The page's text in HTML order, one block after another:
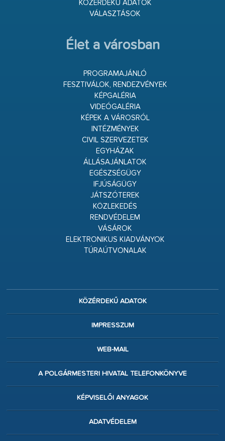
KÖZÉRDEKŰ ADATOK
VÁLASZTÁSOK
Élet a városban
PROGRAMAJÁNLÓ
FESZTIVÁLOK, RENDEZVÉNYEK
KÉPGALÉRIA
VIDEÓGALÉRIA
KÉPEK A VÁROSRÓL
INTÉZMÉNYEK
CIVIL SZERVEZETEK
EGYHÁZAK
ÁLLÁSAJÁNLATOK
EGÉSZSÉGÜGY
IFJÚSÁGÜGY
JÁTSZÓTEREK
KÖZLEKEDÉS
RENDVÉDELEM
VÁSÁROK
ELEKTRONIKUS KIADVÁNYOK
TÚRAÚTVONALAK
KÖZÉRDEKŰ ADATOK
IMPRESSZUM
WEB-MAIL
A POLGÁRMESTERI HIVATAL TELEFONKÖNYVE
KÉPVISELŐI ANYAGOK
ADATVÉDELEM